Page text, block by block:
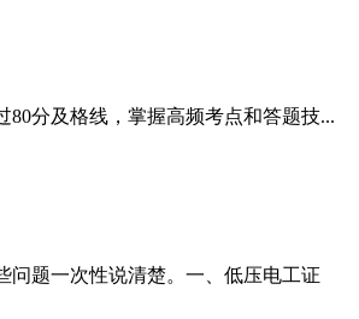
分及格线，掌握高频考点和答题技...
问题一次性说清楚。一、低压电工证